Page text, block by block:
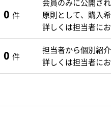
0 件
会員のみに公開さ
原則として、購入
詳しくは担当者に
0 件
担当者から個別紹
詳しくは担当者に